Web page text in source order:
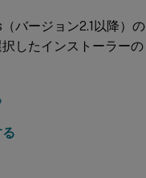
バージョン2.1以降）の
したインストーラーの